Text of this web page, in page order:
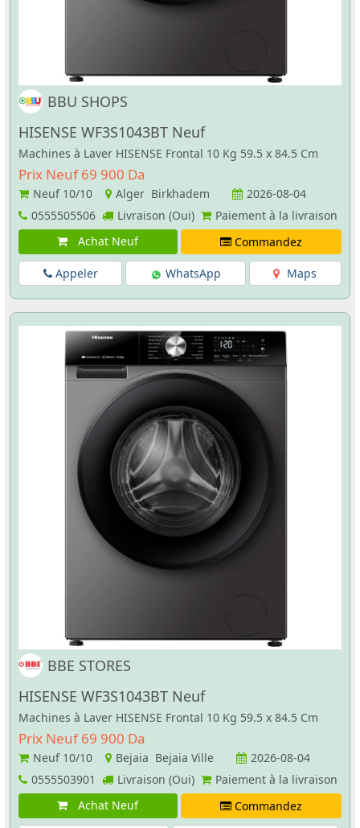
BBU SHOPS
HISENSE WF3S1043BT Neuf
Machines à Laver HISENSE Frontal 10 Kg 59.5 x 84.5 Cm
Prix Neuf 69 900 Da
Neuf 10/10 Alger Birkhadem
2026-08-04
0555505506
Livraison (Oui)
Paiement à la livraison
Achat Neuf
Commandez
Appeler WhatsApp Maps
BBE STORES
HISENSE WF3S1043BT Neuf
Machines à Laver HISENSE Frontal 10 Kg 59.5 x 84.5 Cm
Prix Neuf 69 900 Da
Neuf 10/10 Bejaia Bejaia Ville
2026-08-04
0555503901
Livraison (Oui)
Paiement à la livraison
Achat Neuf
Commandez